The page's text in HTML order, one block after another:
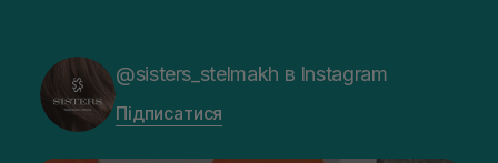
@sisters_stelmakh в Instagram
Підписатися